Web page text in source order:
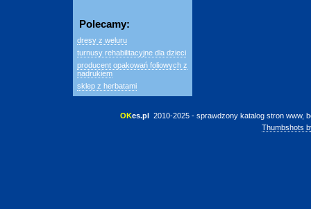
Polecamy:
dresy z weluru
turnusy rehabilitacyjne dla dzieci
producent opakowań foliowych z
nadrukiem
sklep z herbatami
OKes.pl 2010-2025 - sprawdzony katalog stron www,
Thumbshots